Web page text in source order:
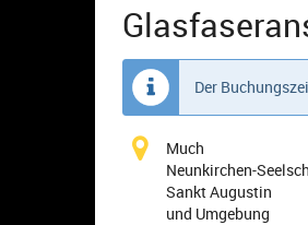
Der
Much
Neunkirchen-
Sankt Augustin
und Umgebung